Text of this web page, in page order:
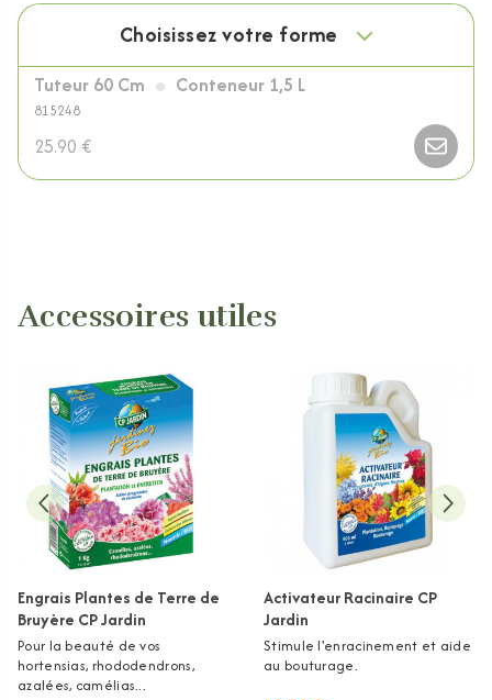
Choisissez votre forme
Tuteur 60 Cm Conteneur 1,5 L
815248
25.90 €
Accessoires utiles
Engrais Plantes de Terre de
Bruyère CP Jardin
Pour la beauté de vos
hortensias, rhododendrons,
azalées, camélias...
Activateur Racinaire CP
Jardin
Stimule l'enracinement et aide
au bouturage.